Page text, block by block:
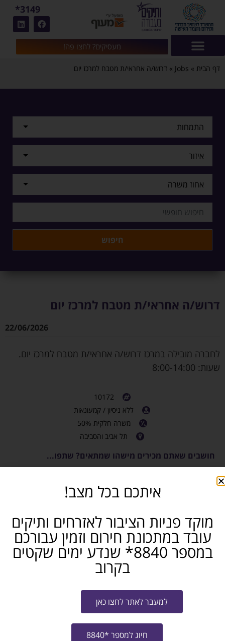
מעסיקים? לחצו פה!
3149*
דף הבית »
Jobs
» דרוש/ה אחראי/ת מטבח למרכז יום
התמחות
איזור
אחוז משרה
דרוש/ה אחראי/ת מטבח למרכז יום
22/06/2026
לחברה מובילה במרכז דרוש/ה אחראי/ת מטבח למרכז יום.
שעות: 8:00-14:00
10172
ללא ניסיון / קמעונאות
משרה חלקית 50%
תל אביב והסביבה
חושבים שאתם מכירים מישהו שמתאים? שתפו...
שלח קו"ח למשרה
צרו איתי קשר
איתכם בכל מצב!
מוקד פניות הציבור לאזרחים ותיקים
עובד במתכונת חירום וזמין עבורכם
במספר 8840* שנדע ימים שקטים
בקרוב
למעבר לאתר לחצו כאן
חיוג למספר *8840